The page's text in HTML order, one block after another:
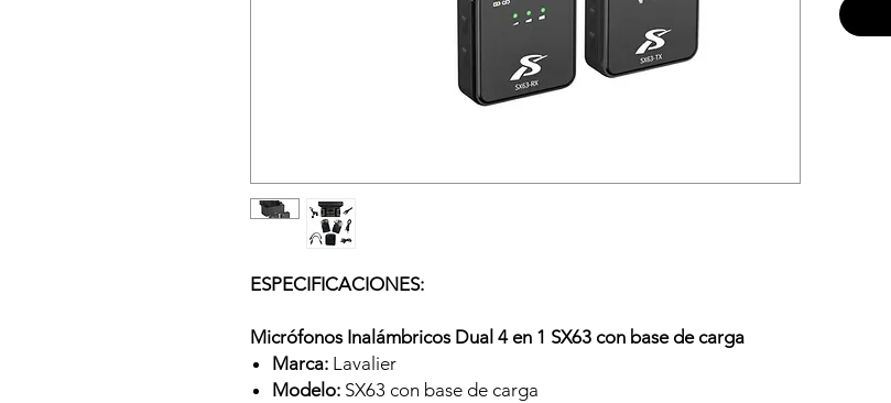
ESPECIFICACIONES:
Micrófonos Inalámbricos Dual 4 en 1 SX63 con base de carga
Marca: Lavalier
Modelo: SX63 con base de carga